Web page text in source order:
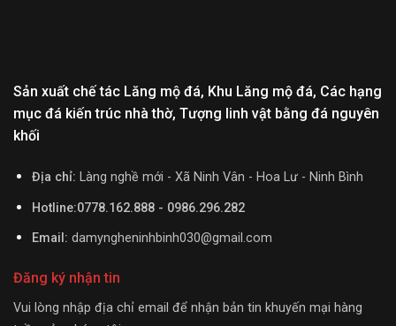
Sản xuất chế tác Lăng mộ đá, Khu Lăng mộ đá, Các hạng
mục đá kiến trúc nhà thờ, Tượng linh vật bằng đá nguyên
khối
Địa chỉ: Làng nghề mới - Xã Ninh Vân - Hoa Lư - Ninh Bình
Hotline:0778.162.888 - 0986.296.282
Email: damyngheninhbinh030@gmail.com
Đăng ký nhận tin
Vui lòng nhập địa chỉ email để nhận bản tin khuyến mại hàng